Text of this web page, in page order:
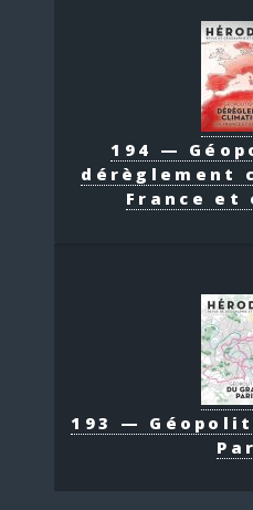
194 —
dérèglement
France et
193 —